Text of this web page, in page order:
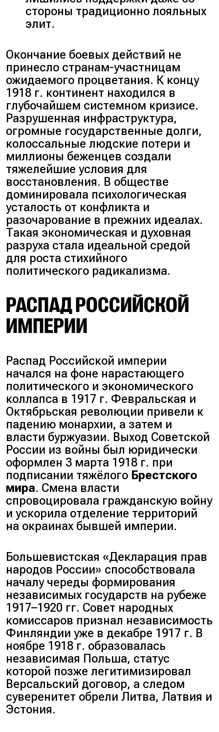
стороны традиционно лояльных
элит.
Окончание боевых действий не
принесло странам-участницам
ожидаемого процветания. К концу
1918 г. континент находился в
глубочайшем системном кризисе.
Разрушенная инфраструктура,
огромные государственные долги,
колоссальные людские потери и
миллионы беженцев создали
тяжелейшие условия для
восстановления. В обществе
доминировала психологическая
усталость от конфликта и
разочарование в прежних идеалах.
Такая экономическая и духовная
разруха стала идеальной средой
для роста стихийного
политического радикализма.
РАСПАД РОССИЙСКОЙ
ИМПЕРИИ
Распад Российской империи
начался на фоне нарастающего
политического и экономического
коллапса в 1917 г. Февральская и
Октябрьская революции привели к
падению монархии, а затем и
власти буржуазии. Выход Советской
России из войны был юридически
оформлен 3 марта 1918 г. при
подписании тяжёлого Брестского
мира. Смена власти
спровоцировала гражданскую войну
и ускорила отделение территорий
на окраинах бывшей империи.
Большевистская «Декларация прав
народов России» способствовала
началу череды формирования
независимых государств на рубеже
1917–1920 гг. Совет народных
комиссаров признал независимость
Финляндии уже в декабре 1917 г. В
ноябре 1918 г. образовалась
независимая Польша, статус
которой позже легитимизировал
Версальский договор, а следом
суверенитет обрели Литва, Латвия и
Эстония.